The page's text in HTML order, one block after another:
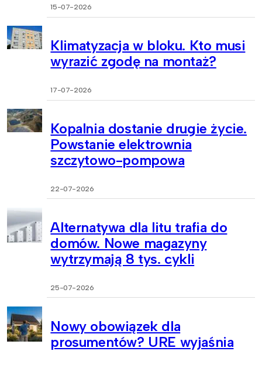
15-07-2026
Klimatyzacja w bloku. Kto musi
wyrazić zgodę na montaż?
17-07-2026
Kopalnia dostanie drugie życie.
Powstanie elektrownia
szczytowo-pompowa
22-07-2026
Alternatywa dla litu trafia do
domów. Nowe magazyny
wytrzymają 8 tys. cykli
25-07-2026
Nowy obowiązek dla
prosumentów? URE wyjaśnia